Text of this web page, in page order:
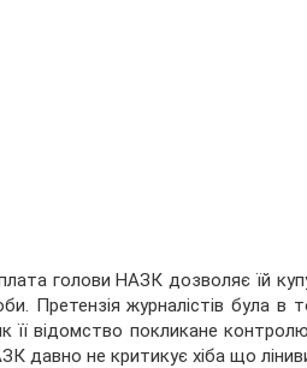
голови НАЗК дозволяє їй
Претензія журналістів була в
відомство покликане
давно не критикує хіба що